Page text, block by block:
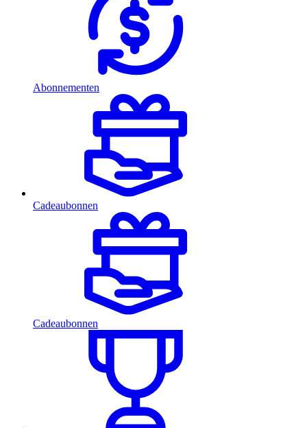
Abonnementen
Cadeaubonnen
Cadeaubonnen